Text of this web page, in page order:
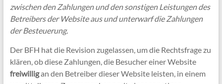
zwischen den Zahlungen und den sonstigen Leistungen des
Betreibers der Website aus und unterwarf die Zahlungen
der Besteuerung.
Der BFH hat die Revision zugelassen, um die Rechtsfrage zu
klären, ob diese Zahlungen, die Besucher einer Website
freiwilligan den Betreiber dieser Website leisten, in einem